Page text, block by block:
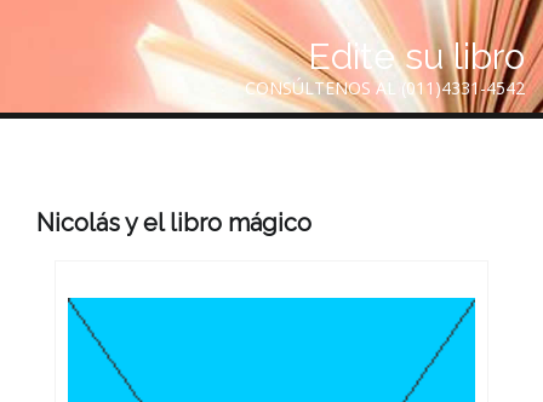
Edite su libro
CONSÚLTENOS AL (011)4331-4542
Nicolás y el libro mágico